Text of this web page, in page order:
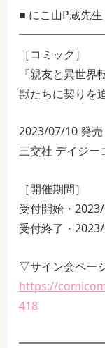
■ にこ山P蔵先
［コミック］
『親友と異世
獣たちに契りを
2023/07/10 発売
三交社 デイジー
［開催期間］
受付開始・
受付終了・
▽サイン会ペー
https://
418